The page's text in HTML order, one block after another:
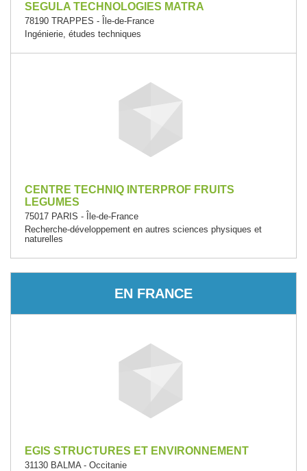
SEGULA TECHNOLOGIES MATRA
78190 TRAPPES - Île-de-France
Ingénierie, études techniques
CENTRE TECHNIQ INTERPROF FRUITS
LEGUMES
75017 PARIS - Île-de-France
Recherche-développement en autres sciences physiques et
naturelles
EN FRANCE
EGIS STRUCTURES ET ENVIRONNEMENT
31130 BALMA - Occitanie